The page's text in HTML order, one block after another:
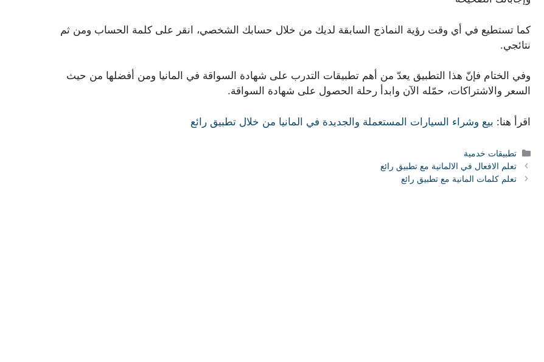
كما تستطيع في أي وقت رؤية النماذج السابقة لديك من خلال حسابك الشخصي، انقر على كلمة الحساب ومن ثم
نتائجي.
وفي الختام فإنّ هذا التطبيق يعدّ من أهم تطبيقات التدرب على شهادة السواقة في المانيا ومن أفضلها من حيث
السعر والاشتراكات، حمّله الآن وابدأ رحلة الحصول على شهادة السواقة.
اقرأ هنا: بيع وشراء السيارات المستعملة والجديدة في المانيا من خلال تطبيق رائع
التصنيفات
تطبيقات خدمية
تعلم الافعال في الالمانية مع تطبيق رائع
تعلم كلمات المانية مع تطبيق رائع